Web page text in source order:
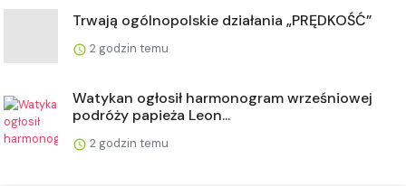
Trwają ogólnopolskie działania „PRĘDKOŚĆ”
2 godzin temu
Watykan ogłosił harmonogram wrześniowej
podróży papieża Leon...
2 godzin temu